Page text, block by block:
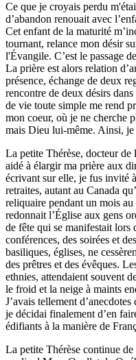
Ce que je croyais perdu
d’abandon renouait avec
Cet enfant de la maturité
tournant, relance mon désir
l'Évangile. C’est le passage
La prière est alors relation
présence, échange de deux
rencontre de deux désirs
de vie toute simple me rend
mon coeur, où je ne cherche
mais Dieu lui-même. Ainsi, je
La petite Thérèse, docteur de
aidé à élargir ma prière aux
écrivant sur elle, je fus invité
retraites, autant au Canada
reliquaire pendant un mois
redonnait l’Église aux gens
de fête qui se manifestait lors
conférences, des soirées et
basiliques, églises, ne
des prêtres et des évêques.
ethnies, attendaient souvent
le froid et la neige à maints
J’avais tellement
je décidai finalement d’en
édifiants à la manière de
La petite Thérèse continue